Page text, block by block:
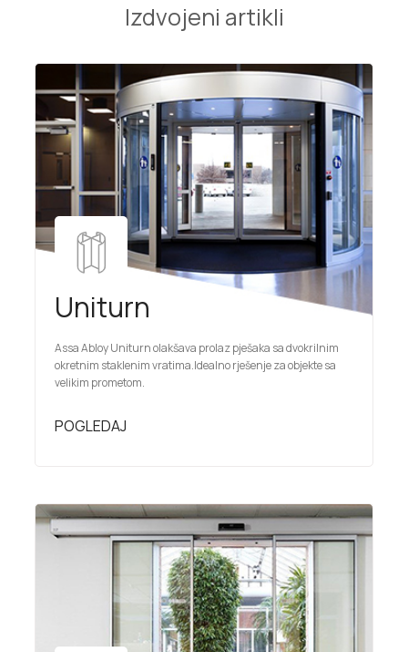
Izdvojeni artikli
Uniturn
Assa Abloy Uniturn olakšava prolaz pješaka sa dvokrilnim
okretnim staklenim vratima.Idealno rješenje za objekte sa
velikim prometom.
POGLEDAJ